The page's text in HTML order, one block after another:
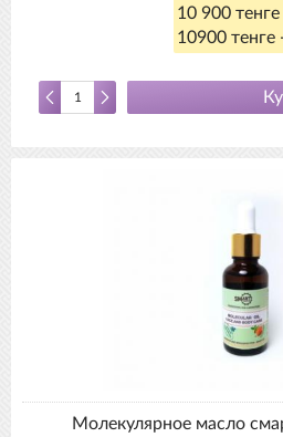
10 900 тенге
10900 тенге
Молекулярное масло